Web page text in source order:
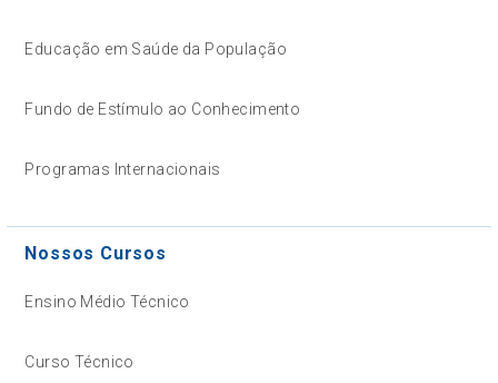
Educação em Saúde da População
Fundo de Estímulo ao Conhecimento
Programas Internacionais
Nossos Cursos
Ensino Médio Técnico
Curso Técnico